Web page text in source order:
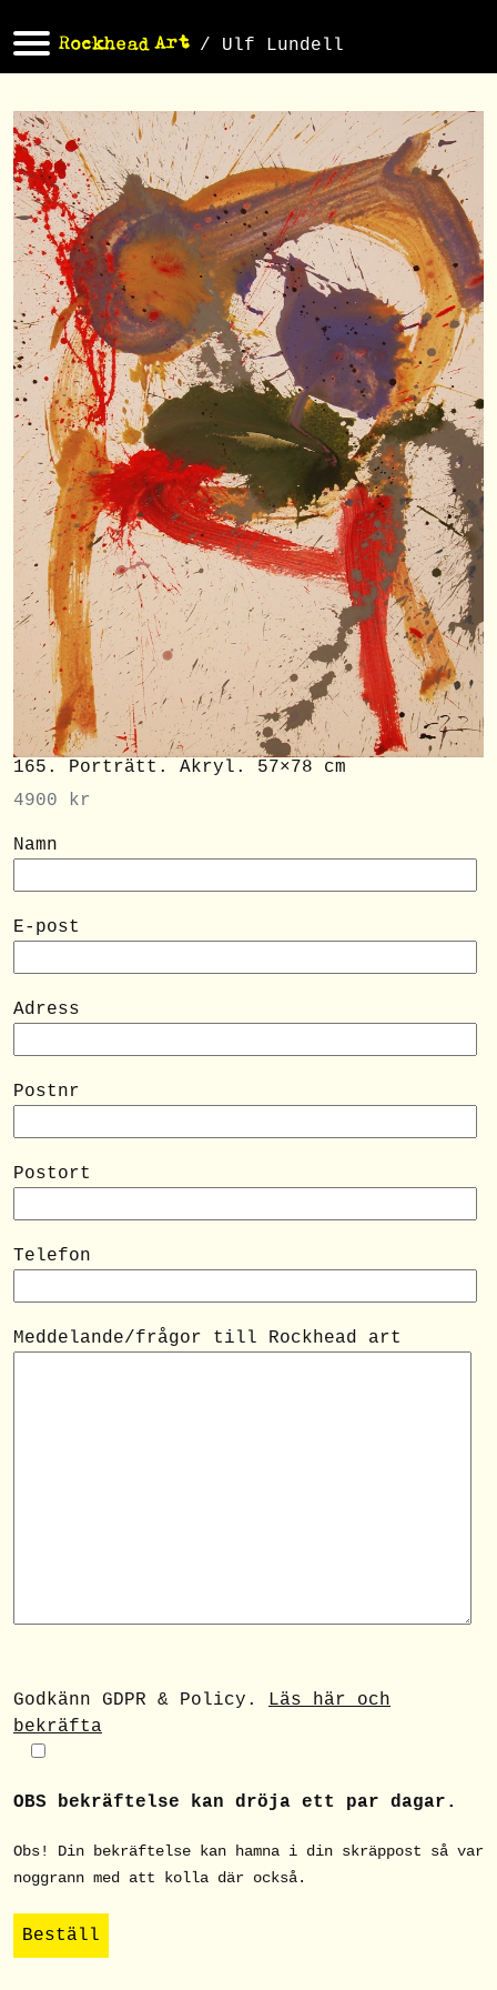
/ Ulf Lundell
165. Porträtt. Akryl. 57×78 cm
4900
kr
Namn
E-post
Adress
Postnr
Postort
Telefon
Meddelande/frågor till Rockhead art
Godkänn GDPR & Policy. Läs här och
bekräfta
OBS bekräftelse kan dröja ett par dagar.
Obs! Din bekräftelse kan hamna i din skräppost så var
noggrann med att kolla där också.